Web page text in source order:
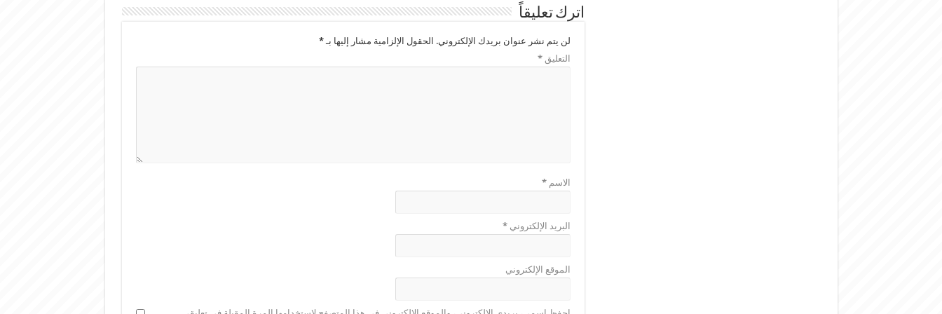
اترك تعليقاً
لن يتم نشر عنوان بريدك الإلكتروني. الحقول الإلزامية مشار إليها بـ*
التعليق*
الاسم*
البريد الإلكتروني*
الموقع الإلكتروني